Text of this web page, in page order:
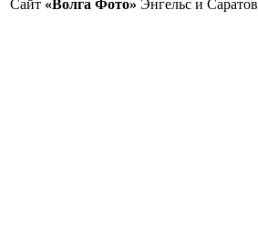
Сайт «Волга Фото» Энгельс и Саратов